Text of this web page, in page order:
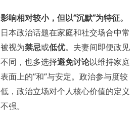
影响相对较小，但以“沉默”为特征。
日本政治话题在家庭和社交场合中常
被视为禁忌或低优。夫妻间即便政见
不同，也多选择避免讨论以维持家庭
表面上的“和”与安定。政治参与度较
低，政治立场对个人核心价值的定义
不强。